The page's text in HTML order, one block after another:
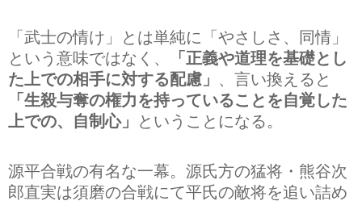
「武士の情け」とは単純に「やさしさ、同情」
という意味ではなく、
「正義や道理を基礎とし
た上での相手に対する配慮」 、言い換えると
「生殺与奪の権力を持っていることを自覚した
上での、自制心」 ということになる。
源平合戦の有名な一幕。源氏方の猛将・熊谷次
郎直実は須磨の合戦にて平氏の敵将を追い詰め